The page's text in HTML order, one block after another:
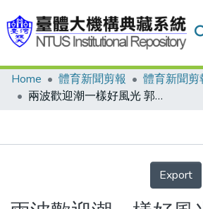
Communities & Collections
Home 體育新聞剪報
體育新聞剪
兩波歡迎潮一樣好風光 郭李建夫最拉風 79歲祖父率領14人組成的家族團到場歡迎 親情、鮮花、閃光燈 讓凱旋英雄好窩心/棒球隊感謝聯合報系打氣 李來發、高英傑、江泰權親自造訪 贈簽名球和紀念章表謝意/接機人潮擁擠 棒球隊分段出關/李來發和江泰權 對銀牌感到滿意
Details
Export